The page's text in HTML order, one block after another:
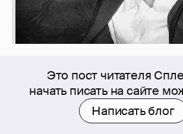
Это пост читателя
начать писать на сайте
Написать блог